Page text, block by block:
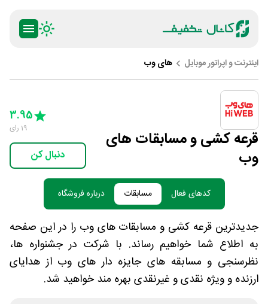
اینترنت و اپراتور موبایل های وب
قرعه کشی و مسابقات های
وب
3 Stars
4 Stars
5 Stars
3.95
19 رای
دنبال کن
کدهای فعال مسابقات درباره فروشگاه
جدیدترین قرعه کشی و مسابقات های وب را در این صفحه
به اطلاع شما خواهیم رساند. با شرکت در جشنواره ها،
نظرسنجی و مسابقه های جایزه دار های وب از هدایای
ارزنده و ویژه نقدی و غیرنقدی بهره مند خواهید شد.